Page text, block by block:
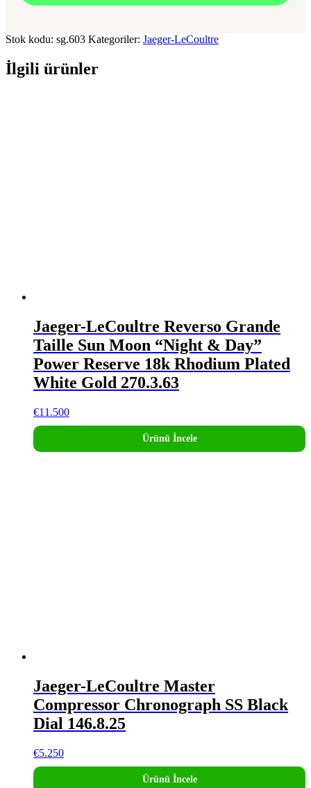
Stok kodu: sg.603 Kategoriler: Jaeger-LeCoultre
İlgili ürünler
Jaeger-LeCoultre Reverso Grande
Taille Sun Moon “Night & Day”
Power Reserve 18k Rhodium Plated
White Gold 270.3.63
€11.500
Ürünü İncele
Jaeger-LeCoultre Master
Compressor Chronograph SS Black
Dial 146.8.25
€5.250
Ürünü İncele